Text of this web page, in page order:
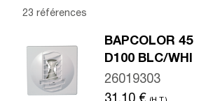
23 références
BAPCOLOR 45
D100 BLC/WHI
26019303